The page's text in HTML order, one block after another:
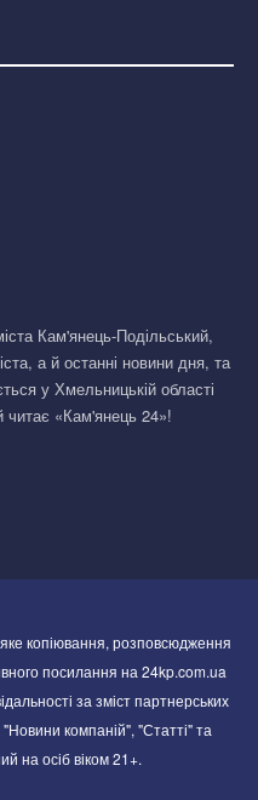
Кам'янець-Подільський,
а й останні новини дня, та
у Хмельницькій області
читає «Кам'янець 24»!
копіювання, розповсюдження
посилання на 24kp.com.ua
за зміст партнерських
компаній", "Статті" та
на осіб віком 21+.